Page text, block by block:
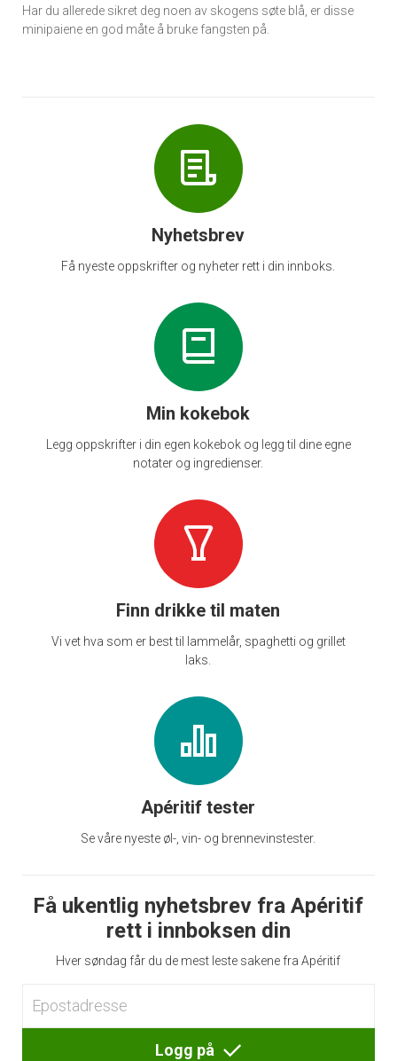
Har du allerede sikret deg noen av skogens søte blå, er disse
minipaiene en god måte å bruke fangsten på.
Nyhetsbrev
Få nyeste oppskrifter og nyheter rett i din innboks.
Min kokebok
Legg oppskrifter i din egen kokebok og legg til dine egne
notater og ingredienser.
Finn drikke til maten
Vi vet hva som er best til lammelår, spaghetti og grillet
laks.
Apéritif tester
Se våre nyeste øl-, vin- og brennevinstester.
Få ukentlig nyhetsbrev fra Apéritif
rett i innboksen din
Hver søndag får du de mest leste sakene fra Apéritif
Logg på